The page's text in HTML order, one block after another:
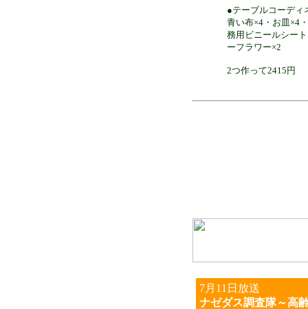
●テーブルコーディ
青い布×4・お皿×4
務用ビニールシー
ーフラワー×2
2つ作って2415円
7月11日 放送
ナゼダス調査隊～高